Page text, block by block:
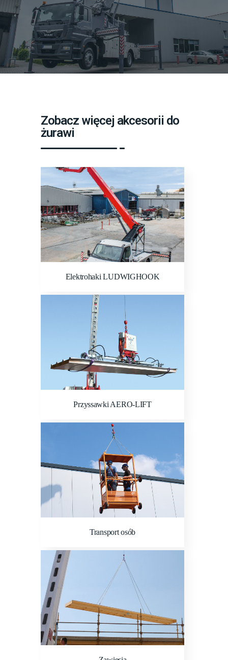
Zobacz więcej akcesorii do
żurawi
Elektrohaki LUDWIGHOOK
Przyssawki AERO-LIFT
Transport osób